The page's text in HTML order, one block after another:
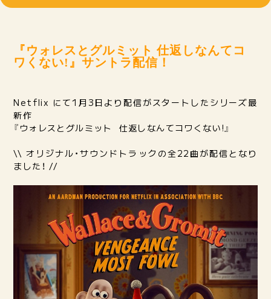
『ウォレスとグルミット 仕返しなんてコ
ワくない!』サントラ配信！
Netflix にて1月3日より配信がスタートしたシリーズ最
新作
『ウォレスとグルミット 仕返しなんてコワくない!』
\\ オリジナル・サウンドトラックの全22曲が配信となり
ました！ //